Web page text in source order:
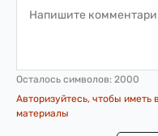
Осталось символов: 2000
Авторизуйтесь, чтобы иметь
материалы